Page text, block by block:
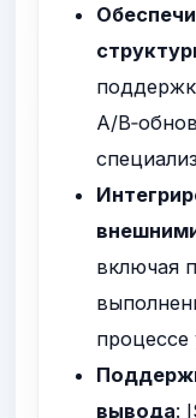
A/
включая
процессе
вывода: